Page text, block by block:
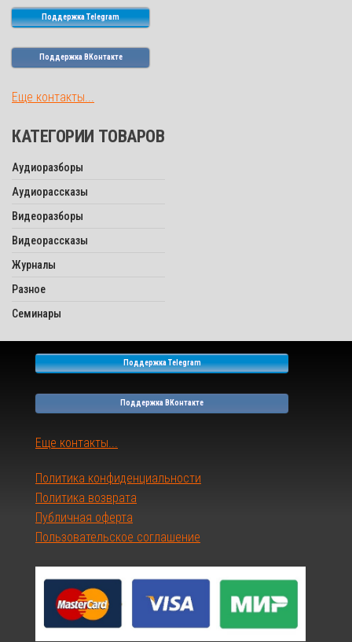
Поддержка Telegram
Поддержка ВКонтакте
Еще контакты...
КАТЕГОРИИ ТОВАРОВ
Аудиоразборы
Аудиорассказы
Видеоразборы
Видеорассказы
Журналы
Разное
Семинары
Поддержка Telegram
Поддержка ВКонтакте
Еще контакты...
Политика конфиденциальности
Политика возврата
Публичная оферта
Пользовательское соглашение